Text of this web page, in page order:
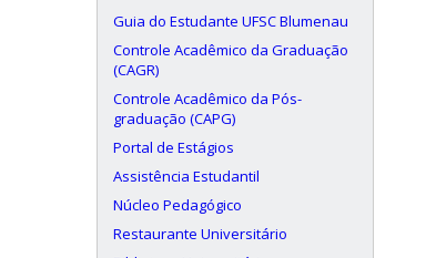
Guia do Estudante UFSC Blumenau
Controle Acadêmico da Graduação
(CAGR)
Controle Acadêmico da Pós-
graduação (CAPG)
Portal de Estágios
Assistência Estudantil
Núcleo Pedagógico
Restaurante Universitário